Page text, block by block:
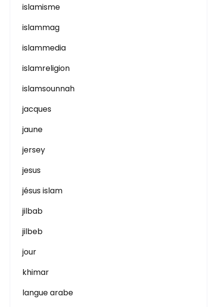
islamisme
islammag
islammedia
islamreligion
islamsounnah
jacques
jaune
jersey
jesus
jésus islam
jilbab
jilbeb
jour
khimar
langue arabe